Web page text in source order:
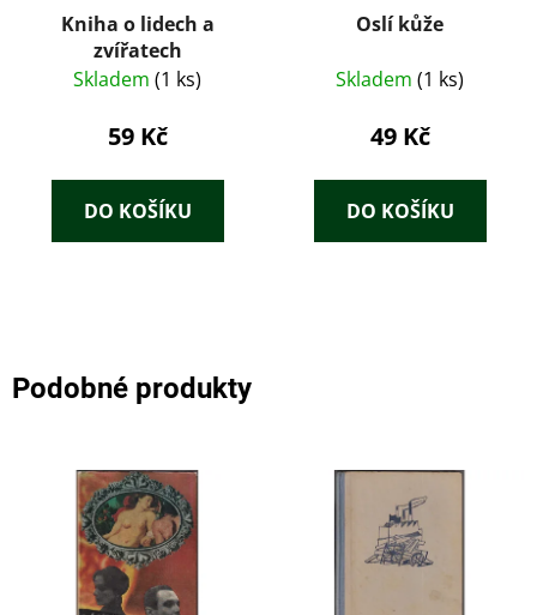
Kniha o lidech a
zvířatech
Skladem (1 ks)
59 Kč
DO KOŠÍKU
Oslí kůže
Skladem (1 ks)
49 Kč
DO KOŠÍKU
Podobné produkty